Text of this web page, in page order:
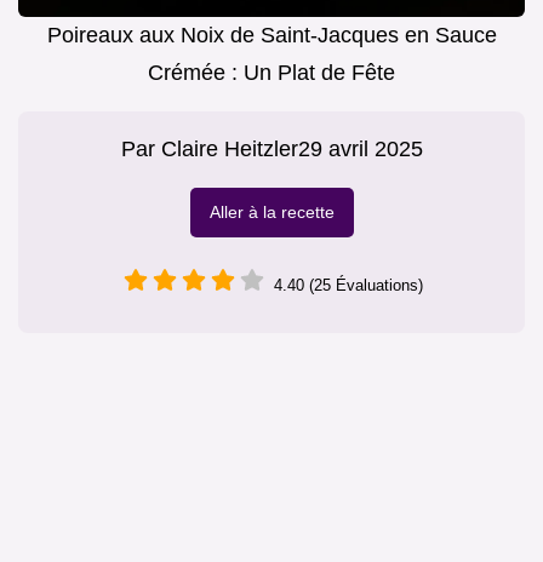
Poireaux aux Noix de Saint-Jacques en Sauce
Crémée : Un Plat de Fête
Par Claire Heitzler29 avril 2025
Aller à la recette
4.40 (25 Évaluations)